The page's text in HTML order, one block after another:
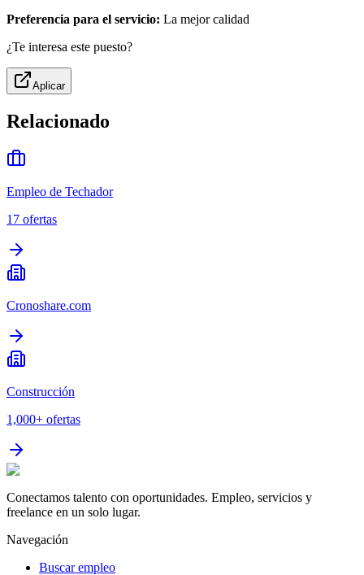
Preferencia para el servicio: La mejor calidad
¿Te interesa este puesto?
Aplicar
Relacionado
Empleo de Techador
17 ofertas
Cronoshare.com
Construcción
1,000+ ofertas
Conectamos talento con oportunidades. Empleo, servicios y
freelance en un solo lugar.
Navegación
Buscar empleo